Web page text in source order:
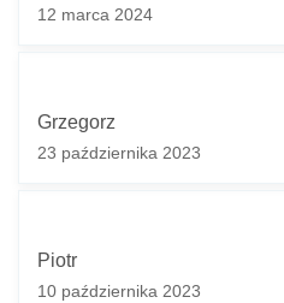
12 marca 2024
Grzegorz
23 października 2023
Piotr
10 października 2023